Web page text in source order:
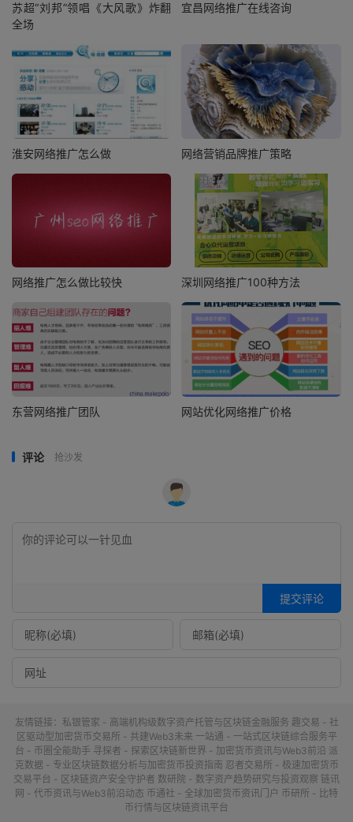
苏超“刘邦”领唱《大风歌》炸翻
全场
宜昌网络推广在线咨询
淮安网络推广怎么做 网络营销品牌推广策略
网络推广怎么做比较快 深圳网络推广100种方法
东营网络推广团队 网站优化网络推广价格
评论 抢沙发
提交评论
友情链接： 私银管家 - 高端机构级数字资产托管与区块链金融服务 趣交易 - 社
区驱动型加密货币交易所 - 共建Web3未来 一站通 - 一站式区块链综合服务平
台 - 币圈全能助手 寻探者 - 探索区块链新世界 - 加密货币资讯与Web3前沿 派
克数据 - 专业区块链数据分析与加密货币投资指南 忍者交易所 - 极速加密货币
交易平台 - 区块链资产安全守护者 数研院 - 数字资产趋势研究与投资观察 链讯
网 - 代币资讯与Web3前沿动态 币通社 - 全球加密货币资讯门户 币研所 - 比特
币行情与区块链资讯平台